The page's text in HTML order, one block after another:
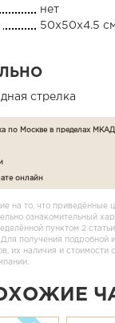
нет
50x50x4.5
стрелка
по Москве в пределах
онлайн
на то, что приведённые
ознакомительный
пунктом 2
получения подробной
их наличия и стоимости